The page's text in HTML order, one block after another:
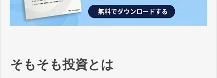
そもそも投資とは